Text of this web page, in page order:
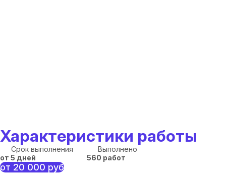
Характеристики работы
Срок выполнения
от 5 дней
Выполнено
560 работ
от 20 000 руб